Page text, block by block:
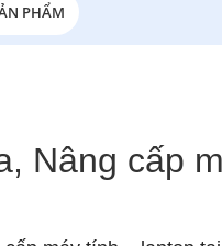
PHẨM
Nâng cấp